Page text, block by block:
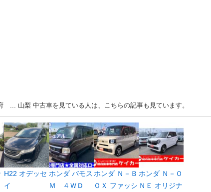
山梨 中古車を見ている人は、こちらの記事も見ています。
H22 オデッセ
イ
ホンダ バモス
Ｍ ４ＷＤ
ホンダ Ｎ－Ｂ
ＯＸ ファッシ
ホンダ Ｎ－Ｏ
ＮＥ オリジナ